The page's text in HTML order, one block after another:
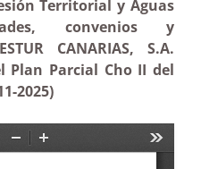
Territorial y Aguas
convenios y
CANARIAS, S.A.
Plan Parcial Cho II del
2025)